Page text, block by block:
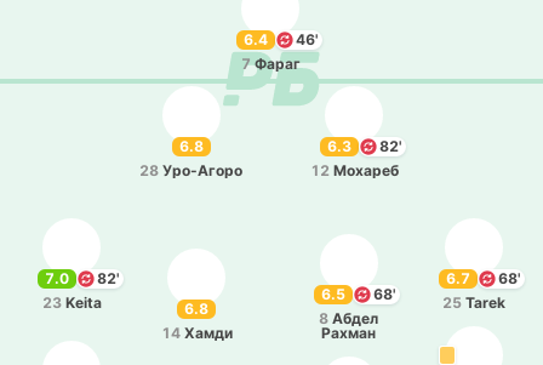
6.4
46'
7 Фараг
6.5
68'
8 Абдел
Рахман
6.8
14 Хамди
7.0
82'
23 Keita
6.7
68'
25 Tarek
6.3
82'
12 Мо­ха­реб
6.8
28 Уро­-А­го­ро